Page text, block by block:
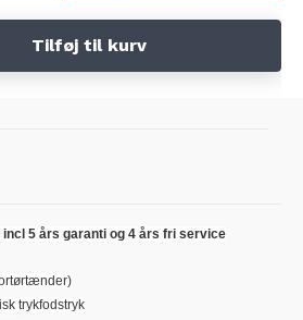
Tilføj til kurv
incl 5 års garanti og 4 års fri service
trykfodstryk